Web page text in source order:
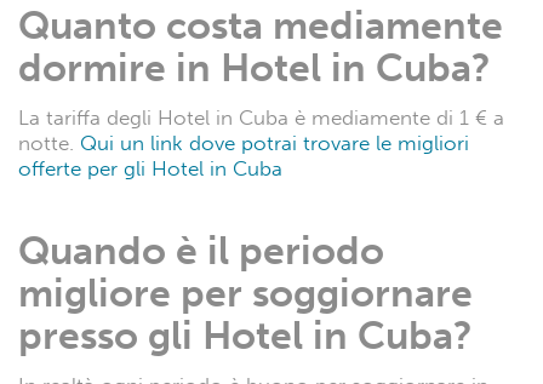
Quanto costa mediamente
dormire in Hotel in Cuba?
La tariffa degli Hotel in Cuba è mediamente di 1 € a
notte. Qui un link dove potrai trovare le migliori
offerte per gli Hotel in Cuba
Quando è il periodo
migliore per soggiornare
presso gli Hotel in Cuba?